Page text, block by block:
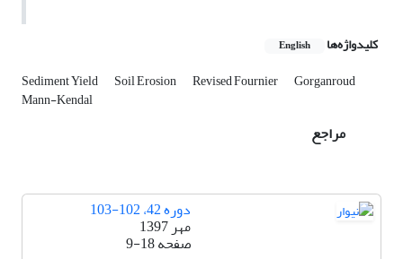
کلیدواژه‌ها English
Sediment Yield Soil Erosion Revised Fournier Gorganroud
Mann-Kendal
مراجع
دوره 42، 102-103
مهر 1397
صفحه9-18